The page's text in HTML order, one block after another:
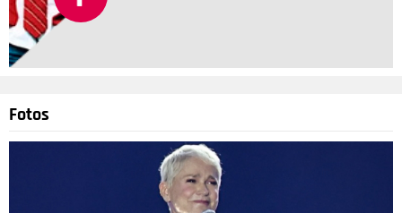
Fotos